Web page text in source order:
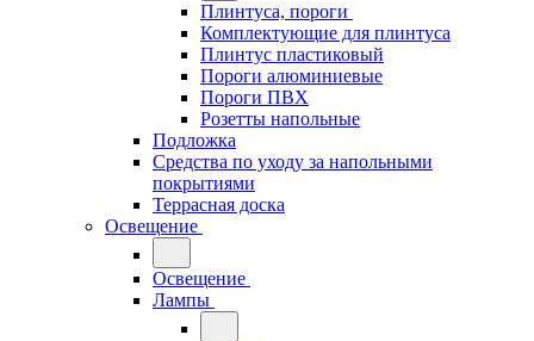
Плинтуса, пороги
Комплектующие для плинтуса
Плинтус пластиковый
Пороги алюминиевые
Пороги ПВХ
Розетты напольные
Подложка
Средства по уходу за напольными
покрытиями
Террасная доска
Освещение
Освещение
Лампы